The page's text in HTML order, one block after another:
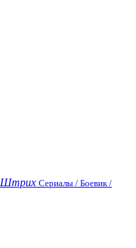
Штрих Сериалы / Боевик /